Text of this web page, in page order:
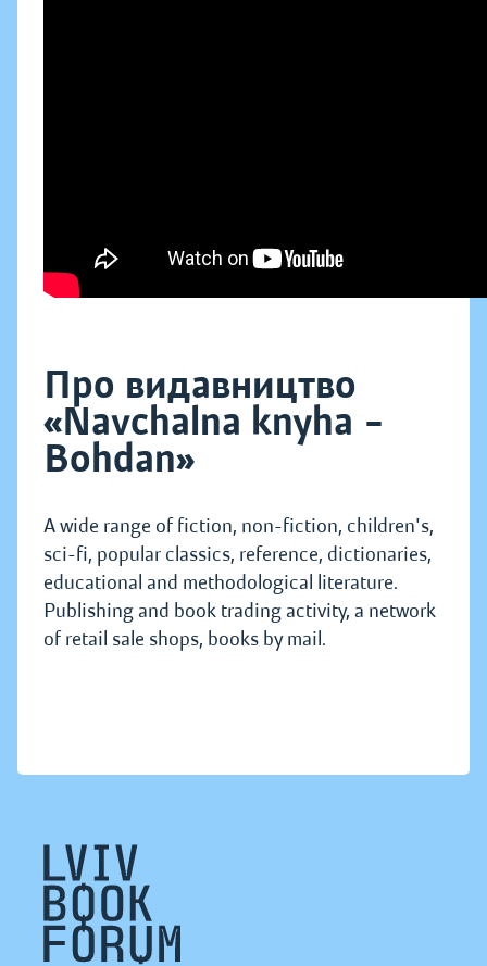
Про видавництво
«Navchalna knyha –
Bohdan»
A wide range of fiction, non-fiction, children's,
sci-fi, popular classics, reference, dictionaries,
educational and methodological literature.
Publishing and book trading activity, a network
of retail sale shops, books by mail.